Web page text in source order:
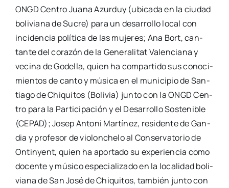
ONGD Cen­tro Jua­na Azur­duy (ubi­ca­da en la ciu­dad
boli­via­na de Sucre) para un desa­rro­llo local con
inci­den­cia polí­ti­ca de las muje­res; Ana Bort, can­
tan­te del cora­zón de la Gene­ra­li­tat Valen­cia­na y
veci­na de Gode­lla, quien ha com­par­ti­do sus cono­ci­
mien­tos de can­to y músi­ca en el muni­ci­pio de San­
tia­go de Chi­qui­tos (Boli­via) jun­to con la ONGD Cen­
tro para la Par­ti­ci­pa­ción y el Desa­rro­llo Sos­te­ni­ble
(CEPAD); Josep Anto­ni Mar­tí­nez, resi­den­te de Gan­
dia y pro­fe­sor de vio­lon­che­lo al Con­ser­va­to­rio de
Ontin­yent, quien ha apor­ta­do su expe­rien­cia como
docen­te y músi­co espe­cia­li­za­do en la loca­li­dad boli­
via­na de San José de Chi­qui­tos, tam­bién jun­to con